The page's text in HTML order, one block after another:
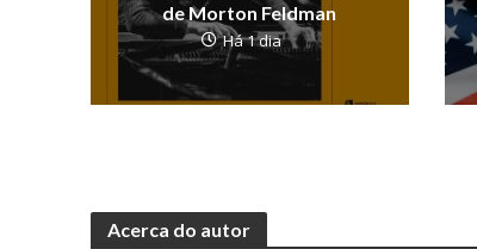
de Morton Feldman
Há 1 dia
Acerca do autor